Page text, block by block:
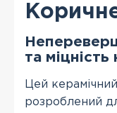
та міцність
Цей
розроблений